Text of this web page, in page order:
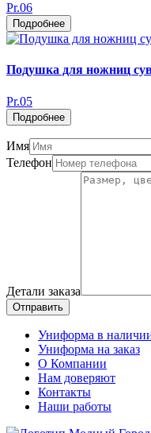
Pr.06
Подробнее
Подушка для ножниц
Pr.05
Подробнее
Имя
Телефон
Детали заказа
Отправить
Униформа в
Униформа на заказ
О Компании
Нам доверяют
Контакты
Наши работы